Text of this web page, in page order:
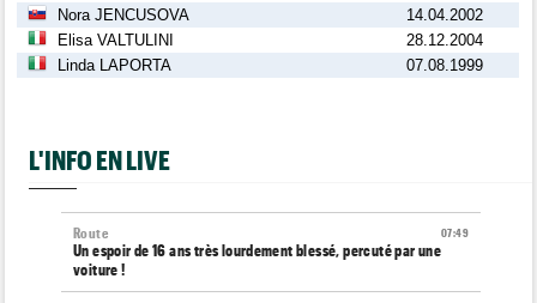
Nora JENCUSOVA
14.04.2002
Elisa VALTULINI
28.12.2004
Linda LAPORTA
07.08.1999
L'INFO EN LIVE
07:49
Route
Un espoir de 16 ans très lourdement blessé, percuté par une
voiture !